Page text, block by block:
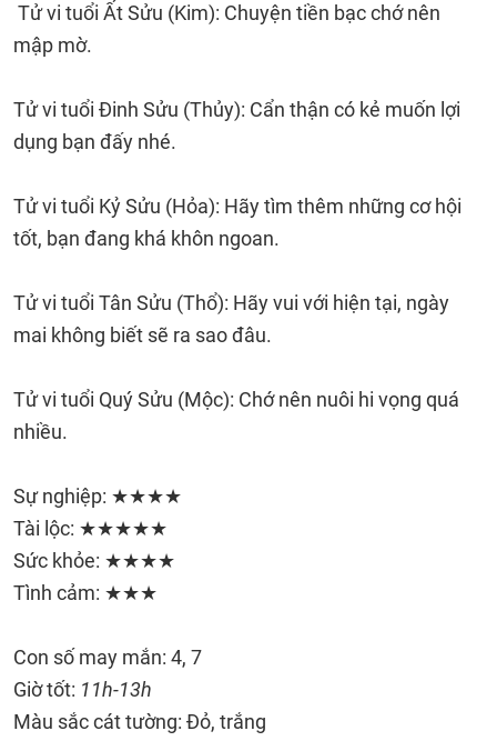
Tử vi tuổi Ất Sửu (Kim): Chuyện tiền bạc chớ nên
mập mờ.
Tử vi tuổi Đinh Sửu (Thủy): Cẩn thận có kẻ muốn lợi
dụng bạn đấy nhé.
Tử vi tuổi Kỷ Sửu (Hỏa): Hãy tìm thêm những cơ hội
tốt, bạn đang khá khôn ngoan.
Tử vi tuổi Tân Sửu (Thổ): Hãy vui với hiện tại, ngày
mai không biết sẽ ra sao đâu.
Tử vi tuổi Quý Sửu (Mộc): Chớ nên nuôi hi vọng quá
nhiều.
Sự nghiệp: ★★★★
Tài lộc: ★★★★★
Sức khỏe: ★★★★
Tình cảm: ★★★
Con số may mắn: 4, 7
Giờ tốt: 11h-13h
Màu sắc cát tường: Đỏ, trắng